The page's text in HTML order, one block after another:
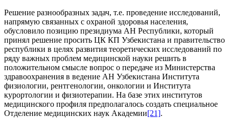
Решение разнообразных задач, т.е. проведение исследований,
напрямую связанных с охраной здоровья населения,
обусловило позицию президиума АН Республики, который
принял решение просить ЦК КП Узбекистана и правительство
республики в целях развития теоретических исследований по
ряду важных проблем медицинской науки решить в
положительном смысле вопрос о передаче из Министерства
здравоохранения в ведение АН Узбекистана Института
физиологии, рентгенологии, онкологии и Института
курортологии и физиотерапии. На базе этих институтов
медицинского профиля предполагалось создать специальное
Отделение медицинских наук Академии[21].